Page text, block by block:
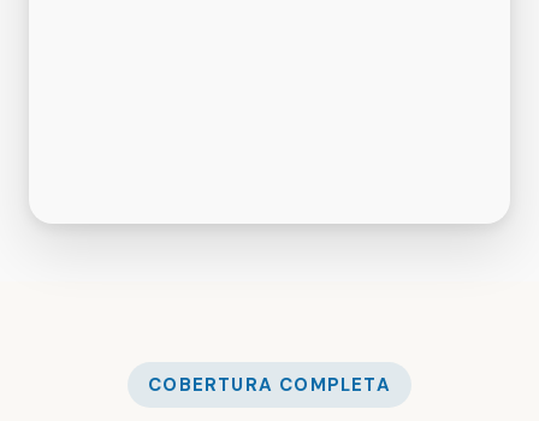
COBERTURA COMPLETA